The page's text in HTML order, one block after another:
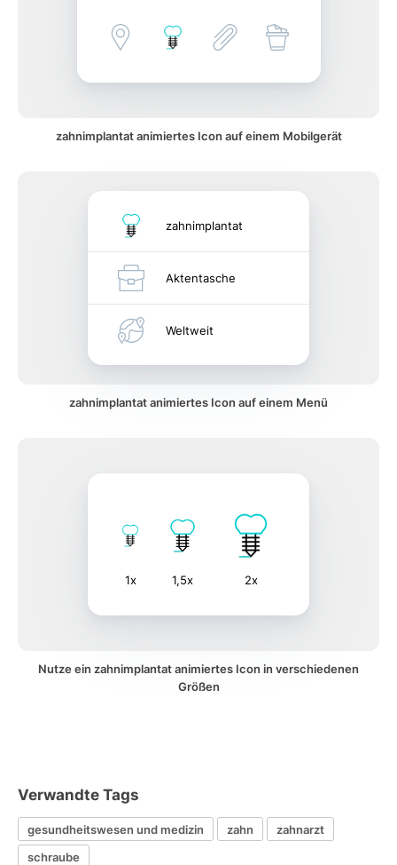
zahnimplantat animiertes Icon auf einem Mobilgerät
zahnimplantat
Aktentasche
Weltweit
zahnimplantat animiertes Icon auf einem Menü
1x 1,5x 2x
Nutze ein zahnimplantat animiertes Icon in verschiedenen
Größen
Verwandte Tags
gesundheitswesen und medizin zahn
zahnarzt
schraube